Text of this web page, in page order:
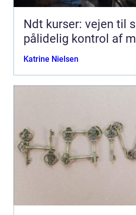
Ndt kurser: vejen til
pålidelig kontrol af
Katrine Nielsen